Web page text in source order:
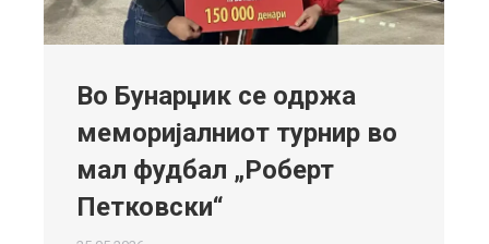
Во Бунарџик се одржа
меморијалниот турнир во
мал фудбал „Роберт
Петковски“